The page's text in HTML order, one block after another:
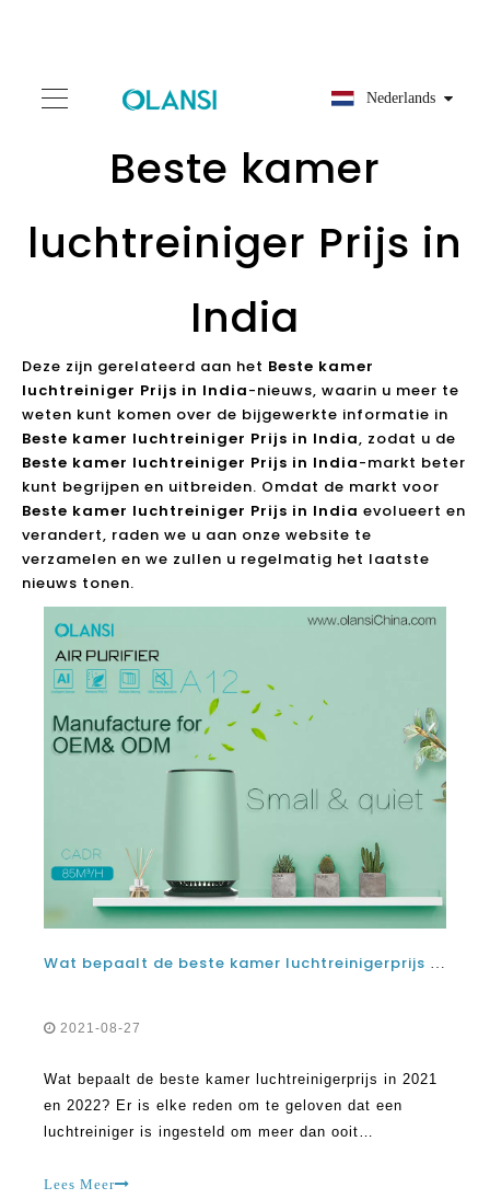
Nederlands
Beste kamer
luchtreiniger Prijs in
India
Deze zijn gerelateerd aan het Beste kamer
luchtreiniger Prijs in India-nieuws, waarin u meer te
weten kunt komen over de bijgewerkte informatie in
Beste kamer luchtreiniger Prijs in India, zodat u de
Beste kamer luchtreiniger Prijs in India-markt beter
kunt begrijpen en uitbreiden. Omdat de markt voor
Beste kamer luchtreiniger Prijs in India evolueert en
verandert, raden we u aan onze website te
verzamelen en we zullen u regelmatig het laatste
nieuws tonen.
Wat bepaalt de beste kamer luchtreinigerprijs in 2021 en 2022?
2021-08-27
Wat bepaalt de beste kamer luchtreinigerprijs in 2021
en 2022? Er is elke reden om te geloven dat een
luchtreiniger is ingesteld om meer dan ooit
belangrijker gezien hoe mensen op zoek zijn naar hoe
Lees Meer